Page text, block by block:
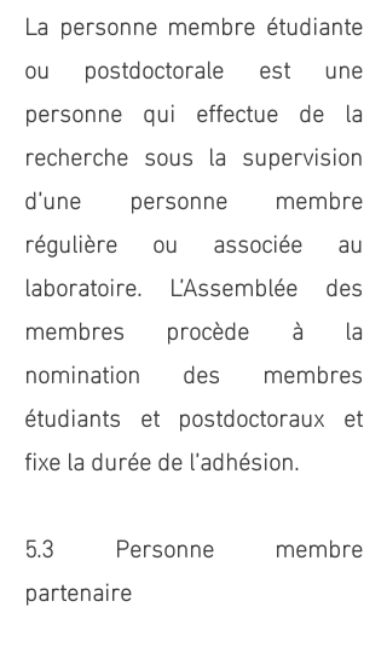
La personne membre étudiante
ou postdoctorale est une
personne qui effectue de la
recherche sous la supervision
d’une personne membre
régulière ou associée au
laboratoire. L’Assemblée des
membres procède à la
nomination des membres
étudiants et postdoctoraux et
fixe la durée de l’adhésion.
5.3 Personne membre
partenaire